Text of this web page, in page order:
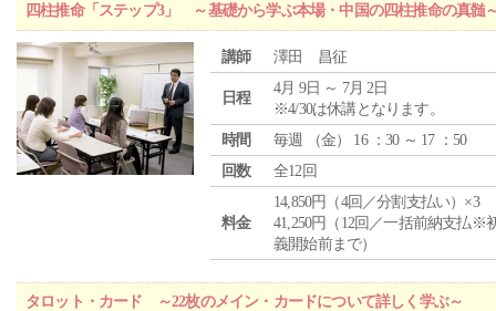
四柱推命「ステップ3」 ～基礎から学ぶ本場・中国の四柱推命の真髄
講師 澤田 昌征
日程
4月 9日 ～ 7月 2日
※4/30は休講となります。
時間
毎週 （金） 16 ：30 ～ 17 ：50
回数
全12回
料金
14,850円（4回／分割支払い）×3
41,250円（12回／一括前納支払※
義開始前まで）
タロット・カード ～22枚のメイン・カードについて詳しく学ぶ～